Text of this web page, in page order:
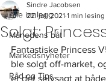
Alle innlegg
Månedens båt
Markedsnyheter
Råd og Tips
Solgt:
Sindre Jacobsen
22. juli 2021 1 min lesing
Fantastiske Princess
ble solgt off-market,
er det selvsagt at